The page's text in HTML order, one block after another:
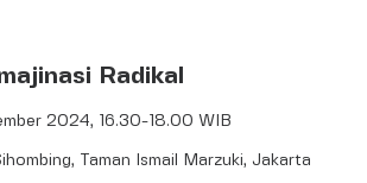
Radikal
2024, 16.30-18.00 WIB
Taman Ismail Marzuki, Jakarta